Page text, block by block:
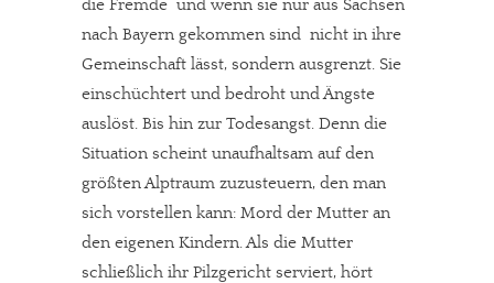
die Fremde  und wenn sie nur aus Sachsen
nach Bayern gekommen sind  nicht in ihre
Gemeinschaft lässt, sondern ausgrenzt. Sie
einschüchtert und bedroht und Ängste
auslöst. Bis hin zur Todesangst. Denn die
Situation scheint unaufhaltsam auf den
größten Alptraum zuzusteuern, den man
sich vorstellen kann: Mord der Mutter an
den eigenen Kindern. Als die Mutter
schließlich ihr Pilzgericht serviert, hört